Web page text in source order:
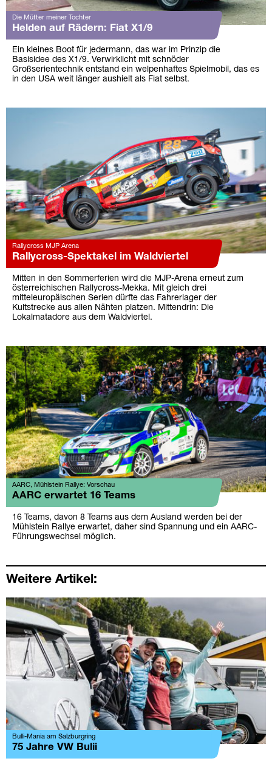
Die Mütter meiner Tochter
Helden auf Rädern: Fiat X1/9
Ein kleines Boot für jedermann, das war im Prinzip die
Basisidee des X1/9. Verwirklicht mit schnöder
Großserientechnik entstand ein welpenhaftes Spielmobil, das es
in den USA weit länger aushielt als Fiat selbst.
Rallycross MJP Arena
Rallycross-Spektakel im Waldviertel
Mitten in den Sommerferien wird die MJP-Arena erneut zum
österreichischen Rallycross-Mekka. Mit gleich drei
mitteleuropäischen Serien dürfte das Fahrerlager der
Kultstrecke aus allen Nähten platzen. Mittendrin: Die
Lokalmatadore aus dem Waldviertel.
AARC, Mühlstein Rallye: Vorschau
AARC erwartet 16 Teams
16 Teams, davon 8 Teams aus dem Ausland werden bei der
Mühlstein Rallye erwartet, daher sind Spannung und ein AARC-
Führungswechsel möglich.
Weitere Artikel:
Bulli-Mania am Salzburgring
75 Jahre VW Bulii